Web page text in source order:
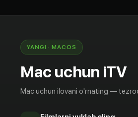
YANGI · MACOS
Mac uchun iTV
Mac uchun ilovani o'rnating —